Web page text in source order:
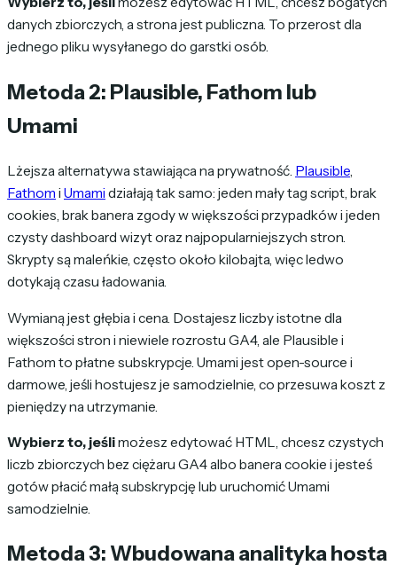
danych zbiorczych, a strona jest publiczna. To przerost dla
jednego pliku wysyłanego do garstki osób.
Metoda 2: Plausible, Fathom lub
Umami
Lżejsza alternatywa stawiająca na prywatność. Plausible,
Fathom i Umami działają tak samo: jeden mały tag script, brak
cookies, brak banera zgody w większości przypadków i jeden
czysty dashboard wizyt oraz najpopularniejszych stron.
Skrypty są maleńkie, często około kilobajta, więc ledwo
dotykają czasu ładowania.
Wymianą jest głębia i cena. Dostajesz liczby istotne dla
większości stron i niewiele rozrostu GA4, ale Plausible i
Fathom to płatne subskrypcje. Umami jest open-source i
darmowe, jeśli hostujesz je samodzielnie, co przesuwa koszt z
pieniędzy na utrzymanie.
Wybierz to, jeślimożesz edytować HTML, chcesz czystych
liczb zbiorczych bez ciężaru GA4 albo banera cookie i jesteś
gotów płacić małą subskrypcję lub uruchomić Umami
samodzielnie.
Metoda 3: Wbudowana analityka hosta